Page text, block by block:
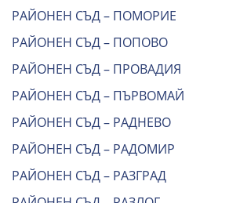
РАЙОНЕН СЪД – ПОМОРИЕ
РАЙОНЕН СЪД – ПОПОВО
РАЙОНЕН СЪД – ПРОВАДИЯ
РАЙОНЕН СЪД – ПЪРВОМАЙ
РАЙОНЕН СЪД – РАДНЕВО
РАЙОНЕН СЪД – РАДОМИР
РАЙОНЕН СЪД – РАЗГРАД